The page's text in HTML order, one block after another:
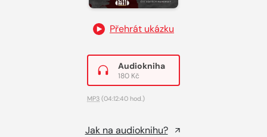
Přehrát ukázku
Audiokniha
180 Kč
MP3 (04:12:40 hod.)
Jak na audioknihu?